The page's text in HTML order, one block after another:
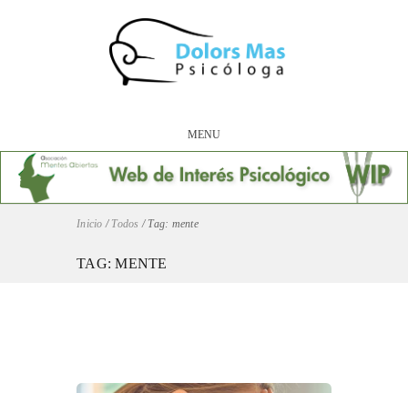
MENU
Inicio / Todos / Tag: mente
TAG: MENTE